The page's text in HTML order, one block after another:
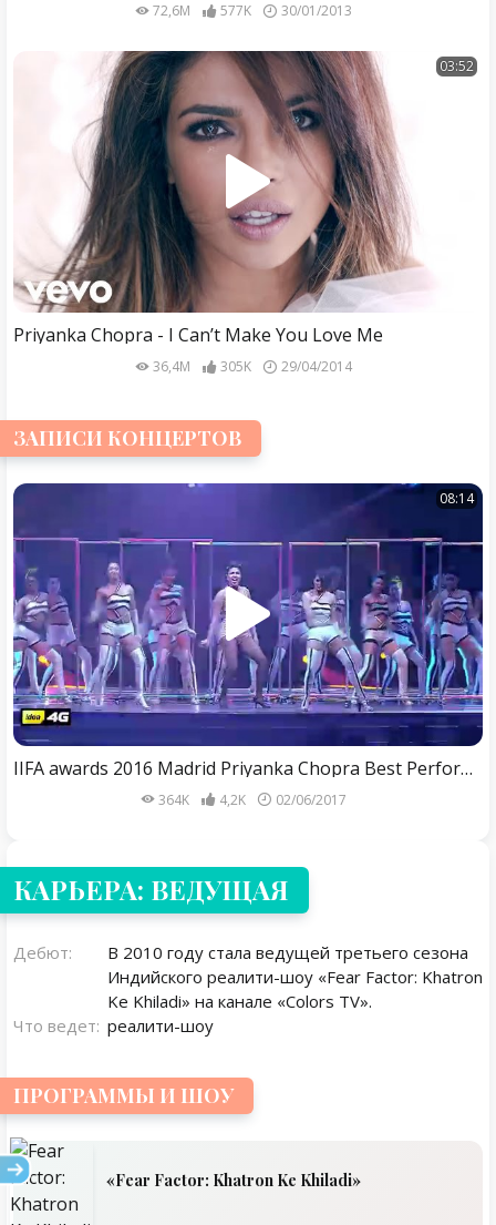
72,6M 577K 30/01/2013
03:52
Priyanka Chopra - I Can’t Make You Love Me
36,4M 305K 29/04/2014
ЗАПИСИ КОНЦЕРТОВ
08:14
IIFA awards 2016 Madrid Priyanka Chopra Best Performance360p
364K 4,2K 02/06/2017
КАРЬЕРА: ВЕДУЩАЯ
Дебют:
В 2010 году стала ведущей третьего сезона
Индийского реалити-шоу «Fear Factor: Khatron
Ke Khiladi» на канале «Colors TV».
Что ведет: реалити-шоу
ПРОГРАММЫ И ШОУ
«Fear Factor: Khatron Ke Khiladi»